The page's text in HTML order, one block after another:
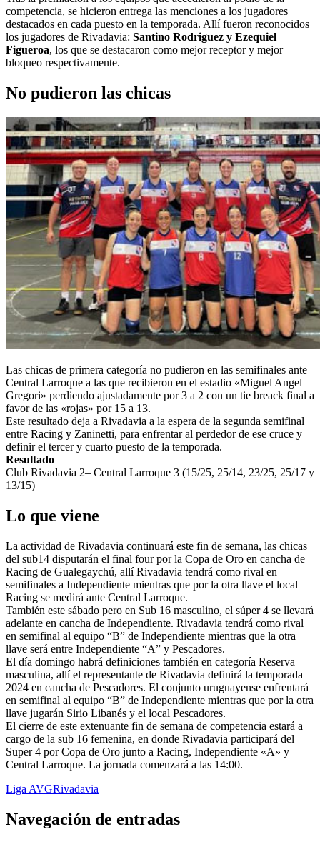
competencia, se hicieron entrega las menciones a los jugadores
destacados en cada puesto en la temporada. Allí fueron reconocidos
los jugadores de Rivadavia: Santino Rodriguez y Ezequiel
Figueroa, los que se destacaron como mejor receptor y mejor
bloqueo respectivamente.
No pudieron las chicas
Las chicas de primera categoría no pudieron en las semifinales ante
Central Larroque a las que recibieron en el estadio «Miguel Angel
Gregori» perdiendo ajustadamente por 3 a 2 con un tie breack final a
favor de las «rojas» por 15 a 13.
Este resultado deja a Rivadavia a la espera de la segunda semifinal
entre Racing y Zaninetti, para enfrentar al perdedor de ese cruce y
definir el tercer y cuarto puesto de la temporada.
Resultado
Club Rivadavia 2– Central Larroque 3 (15/25, 25/14, 23/25, 25/17 y
13/15)
Lo que viene
La actividad de Rivadavia continuará este fin de semana, las chicas
del sub14 disputarán el final four por la Copa de Oro en cancha de
Racing de Gualegaychú, allí Rivadavia tendrá como rival en
semifinales a Independiente mientras que por la otra llave el local
Racing se medirá ante Central Larroque.
También este sábado pero en Sub 16 masculino, el súper 4 se llevará
adelante en cancha de Independiente. Rivadavia tendrá como rival
en semifinal al equipo “B” de Independiente mientras que la otra
llave será entre Independiente “A” y Pescadores.
El día domingo habrá definiciones también en categoría Reserva
masculina, allí el representante de Rivadavia definirá la temporada
2024 en cancha de Pescadores. El conjunto uruguayense enfrentará
en semifinal al equipo “B” de Independiente mientras que por la otra
llave jugarán Sirio Libanés y el local Pescadores.
El cierre de este extenuante fin de semana de competencia estará a
cargo de la sub 16 femenina, en donde Rivadavia participará del
Super 4 por Copa de Oro junto a Racing, Independiente «A» y
Central Larroque. La jornada comenzará a las 14:00.
Liga AVGRivadavia
Navegación de entradas